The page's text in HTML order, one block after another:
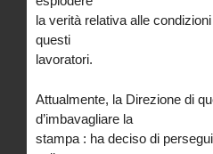
la verità relativa alle
questi
lavoratori.
Attualmente, la Direzione di
d’imbavagliare la
stampa : ha deciso di